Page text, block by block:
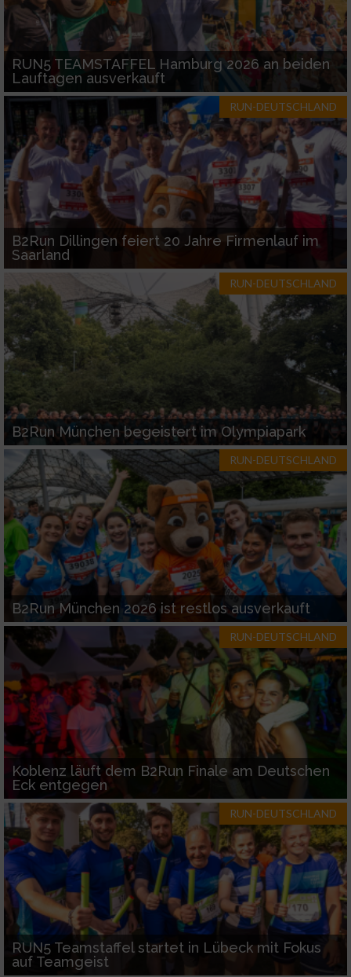
RUN5 TEAMSTAFFEL Hamburg 2026 an beiden
Lauftagen ausverkauft
RUN-DEUTSCHLAND
B2Run Dillingen feiert 20 Jahre Firmenlauf im
Saarland
RUN-DEUTSCHLAND
B2Run München begeistert im Olympiapark
RUN-DEUTSCHLAND
B2Run München 2026 ist restlos ausverkauft
RUN-DEUTSCHLAND
Koblenz läuft dem B2Run Finale am Deutschen
Eck entgegen
RUN-DEUTSCHLAND
RUN5 Teamstaffel startet in Lübeck mit Fokus
auf Teamgeist
Funktional
Werbung